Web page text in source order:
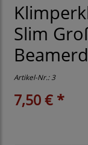
Slim
Artikel-Nr.:3
7,50 € *